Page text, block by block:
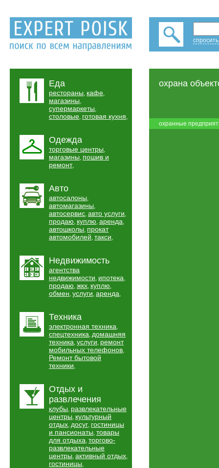
Еда
рестораны, кафе,
магазины,
супермаркеты,
столовые, готовая кухня,
Одежда
торговые центры,
магазины, пошив и
ремонт,
Авто
автосалоны,
автомагазины,
автосервис, авто услуги,
продаю, куплю, аренда,
автошколы, прокат
автомобилей, такси,
Недвижимость
агентства
недвижимости, ипотека,
продаю, жкх, куплю,
обмен, услуги, аренда,
Техника
электронная техника,
спецтехника, домашняя
техника, услуги, ремонт
мобильных телефонов,
Ремонт бытовой
техники,
Отдых и
развлечения
клубы, развлекательные
центры, культурный
отдых, досуг, гостиницы
и пансионаты, товары
для отдыха, торгово-
развлекательные
центры, активный отдых,
гостиницы,
охрана
охранные